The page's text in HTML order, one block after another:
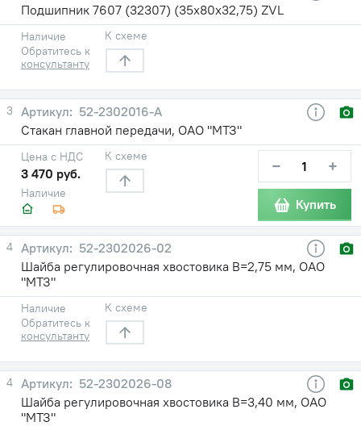
Подшипник 7607 (32307) (35х80х32,75) ZVL
Наличие
Обратитесь к
консультанту
К схеме
3
52-2302016-А
Стакан главной передачи, ОАО "МТЗ"
Наличие
Цена с НДС
3 470 руб.
К схеме − +
Купить
4
52-2302026-02
Шайба регулировочная хвостовика В=2,75 мм, ОАО
"МТЗ"
Наличие
Обратитесь к
консультанту
К схеме
4
52-2302026-08
Шайба регулировочная хвостовика В=3,40 мм, ОАО
"МТЗ"